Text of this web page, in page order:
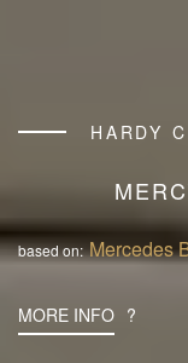
HARDY
based on: Mercedes
MORE INFO ?